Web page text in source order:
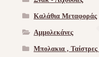
Καλάθια Μεταφοράς
Αμμολεκάνες
Μπολακια , Ταίστρες